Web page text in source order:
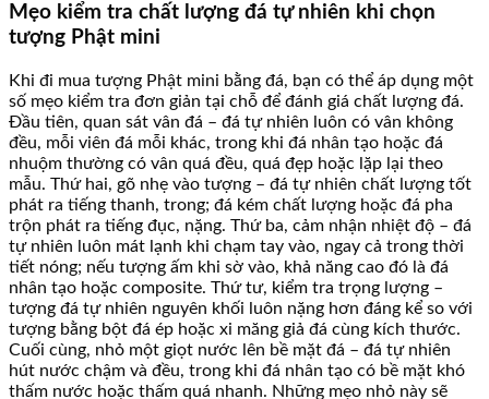
Mẹo kiểm tra chất lượng đá tự nhiên khi chọn
tượng Phật mini
Khi đi mua tượng Phật mini bằng đá, bạn có thể áp dụng một
số mẹo kiểm tra đơn giản tại chỗ để đánh giá chất lượng đá.
Đầu tiên, quan sát vân đá – đá tự nhiên luôn có vân không
đều, mỗi viên đá mỗi khác, trong khi đá nhân tạo hoặc đá
nhuộm thường có vân quá đều, quá đẹp hoặc lặp lại theo
mẫu. Thứ hai, gõ nhẹ vào tượng – đá tự nhiên chất lượng tốt
phát ra tiếng thanh, trong; đá kém chất lượng hoặc đá pha
trộn phát ra tiếng đục, nặng. Thứ ba, cảm nhận nhiệt độ – đá
tự nhiên luôn mát lạnh khi chạm tay vào, ngay cả trong thời
tiết nóng; nếu tượng ấm khi sờ vào, khả năng cao đó là đá
nhân tạo hoặc composite. Thứ tư, kiểm tra trọng lượng –
tượng đá tự nhiên nguyên khối luôn nặng hơn đáng kể so với
tượng bằng bột đá ép hoặc xi măng giả đá cùng kích thước.
Cuối cùng, nhỏ một giọt nước lên bề mặt đá – đá tự nhiên
hút nước chậm và đều, trong khi đá nhân tạo có bề mặt khó
thấm nước hoặc thấm quá nhanh. Những mẹo nhỏ này sẽ